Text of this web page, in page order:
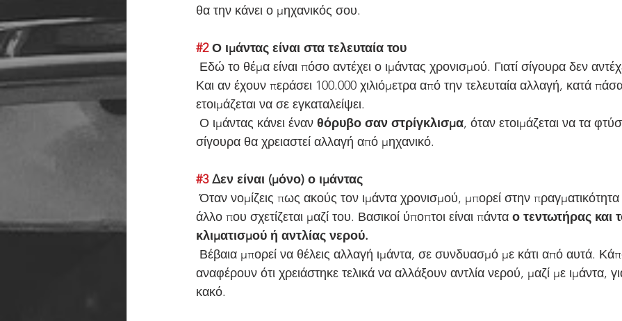
θα την κάνει ο μηχανικός σου.
#2 Ο ιμάντας είναι στα τελευταία του
Και αν έχουν περάσει 100.000 χιλιόμετρα από την τελευταία αλλαγή, κατά
ετοιμάζεται να σε εγκαταλείψει.
Ο ιμάντας κάνει έναν θόρυβο σαν στρίγκλισμα, όταν ετοιμάζεται να τα
σίγουρα θα χρειαστεί αλλαγή από μηχανικό.
#3 Δεν είναι (μόνο) ο ιμάντας
Όταν νομίζεις πως ακούς τον ιμάντα χρονισμού, μπορεί στην πραγματικότητα να είναι κάτι
άλλο που σχετίζεται μαζί του. Βασικοί ύποπτοι είναι πάντα ο τεντωτήρας και
κλιματισμού ή αντλίας νερού.
αναφέρουν ότι χρειάστηκε τελικά να αλλάξουν αντλία νερού, μαζί με ιμάντα,
κακό.